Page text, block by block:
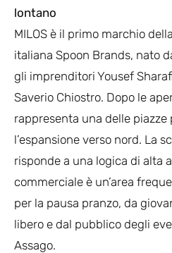
lontano
MILOS è il primo marchio
italiana Spoon Brands, nato
gli imprenditori Yousef
Saverio Chiostro. Dopo le
rappresenta una delle
l’espansione verso nord. La
risponde a una logica di alta
commerciale è un’area
per la pausa pranzo, da
libero e dal pubblico degli
Assago.